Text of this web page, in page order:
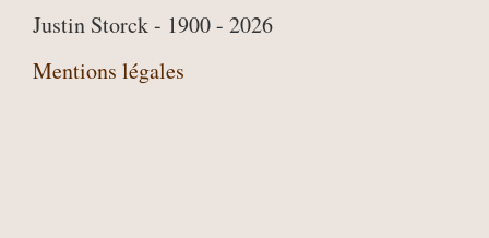
Justin Storck - 1900 - 2026
Mentions légales